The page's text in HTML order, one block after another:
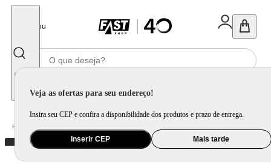
Menu
Veja as ofertas para seu endereço!
Insira seu CEP e confira a disponibilidade dos produtos e prazo de entrega.
Inserir CEP Mais tarde
Home